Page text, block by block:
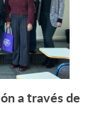
más +
a través de